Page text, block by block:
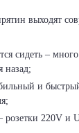
выходят
сидеть –
назад;
и
розетки 220V и